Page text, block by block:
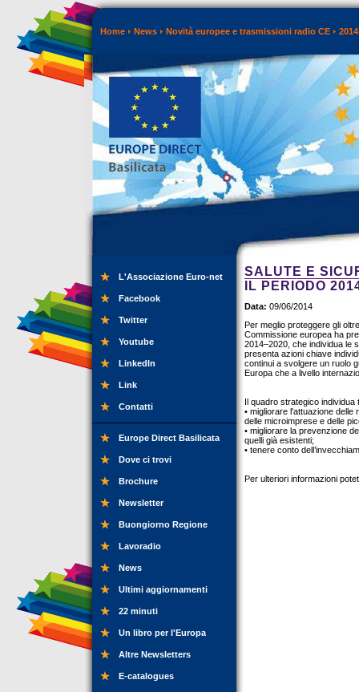
Home News Novità europee e trasmissioni radio CE 2014
L'Associazione Euro-net
Facebook
Twitter
Youtube
LinkedIn
Link
Contatti
Europe Direct Basilicata
Dove ci trovi
Brochure
Newsletter
Buongiorno Regione
Lavoradio
News
Ultimi aggiornamenti
22 minuti
Un libro per l'Europa
Altre Newsletters
E-catalogues
SALUTE E
IL PERIODO
Data: 09/06/2014
Per meglio proteggere gli
Commissione europea ha
2014–2020, che individua le
presenta azioni chiave
continui a svolgere un ruolo
Europa che a livello
Il quadro strategico
• migliorare l'attuazione
delle microimprese e delle
• migliorare la prevenzione
quelli già esistenti;
• tenere conto
Per ulteriori informazioni